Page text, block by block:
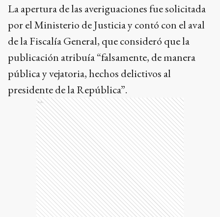
La apertura de las averiguaciones fue solicitada
por el Ministerio de Justicia y contó con el aval
de la Fiscalía General, que consideró que la
publicación atribuía “falsamente, de manera
pública y vejatoria, hechos delictivos al
presidente de la República”.
Ads